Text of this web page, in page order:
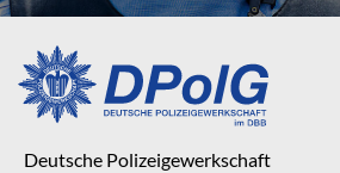
Deutsche Polizeigewerkschaft